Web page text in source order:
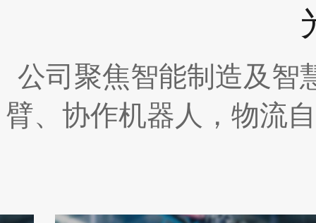
公司聚焦智能制造及智
臂、协作机器人，物流